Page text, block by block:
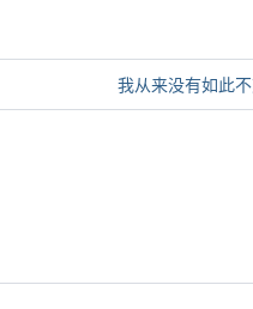
我从来没有如此不